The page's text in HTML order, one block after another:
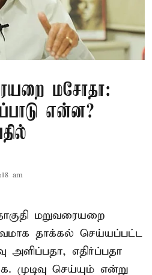
மசோதா:
என்ன?
am
மறுவரையறை
தாக்கல் செய்யப்பட்ட
அளிப்பதா, எதிர்ப்பதா
முடிவு செய்யும் என்று